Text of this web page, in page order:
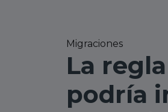
Migraciones
La
podría